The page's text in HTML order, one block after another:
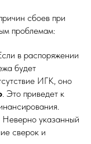
сбоев при
проблемам:
в распоряжении
будет
ИГК, оно
. Это приведет к
Неверно указанный
сверок и